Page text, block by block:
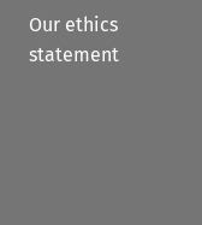
Our ethics
statement